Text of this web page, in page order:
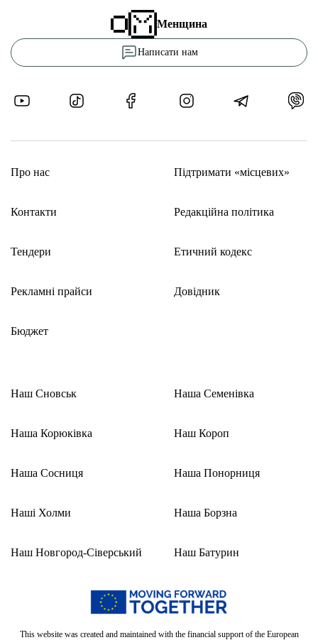
Менщина
Написати нам
Про нас
Контакти
Тендери
Рекламні прайси
Бюджет
Підтримати «місцевих»
Редакційна політика
Етичний кодекс
Довідник
Наш Сновськ
Наша Корюківка
Наша Сосниця
Наші Холми
Наш Новгород-Сіверський
Наша Семенівка
Наш Короп
Наша Понорниця
Наша Борзна
Наш Батурин
This website was created and maintained with the financial support of the European